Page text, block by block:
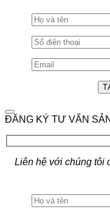
ĐĂNG KÝ TƯ VẤN
Liên hệ với chúng tôi